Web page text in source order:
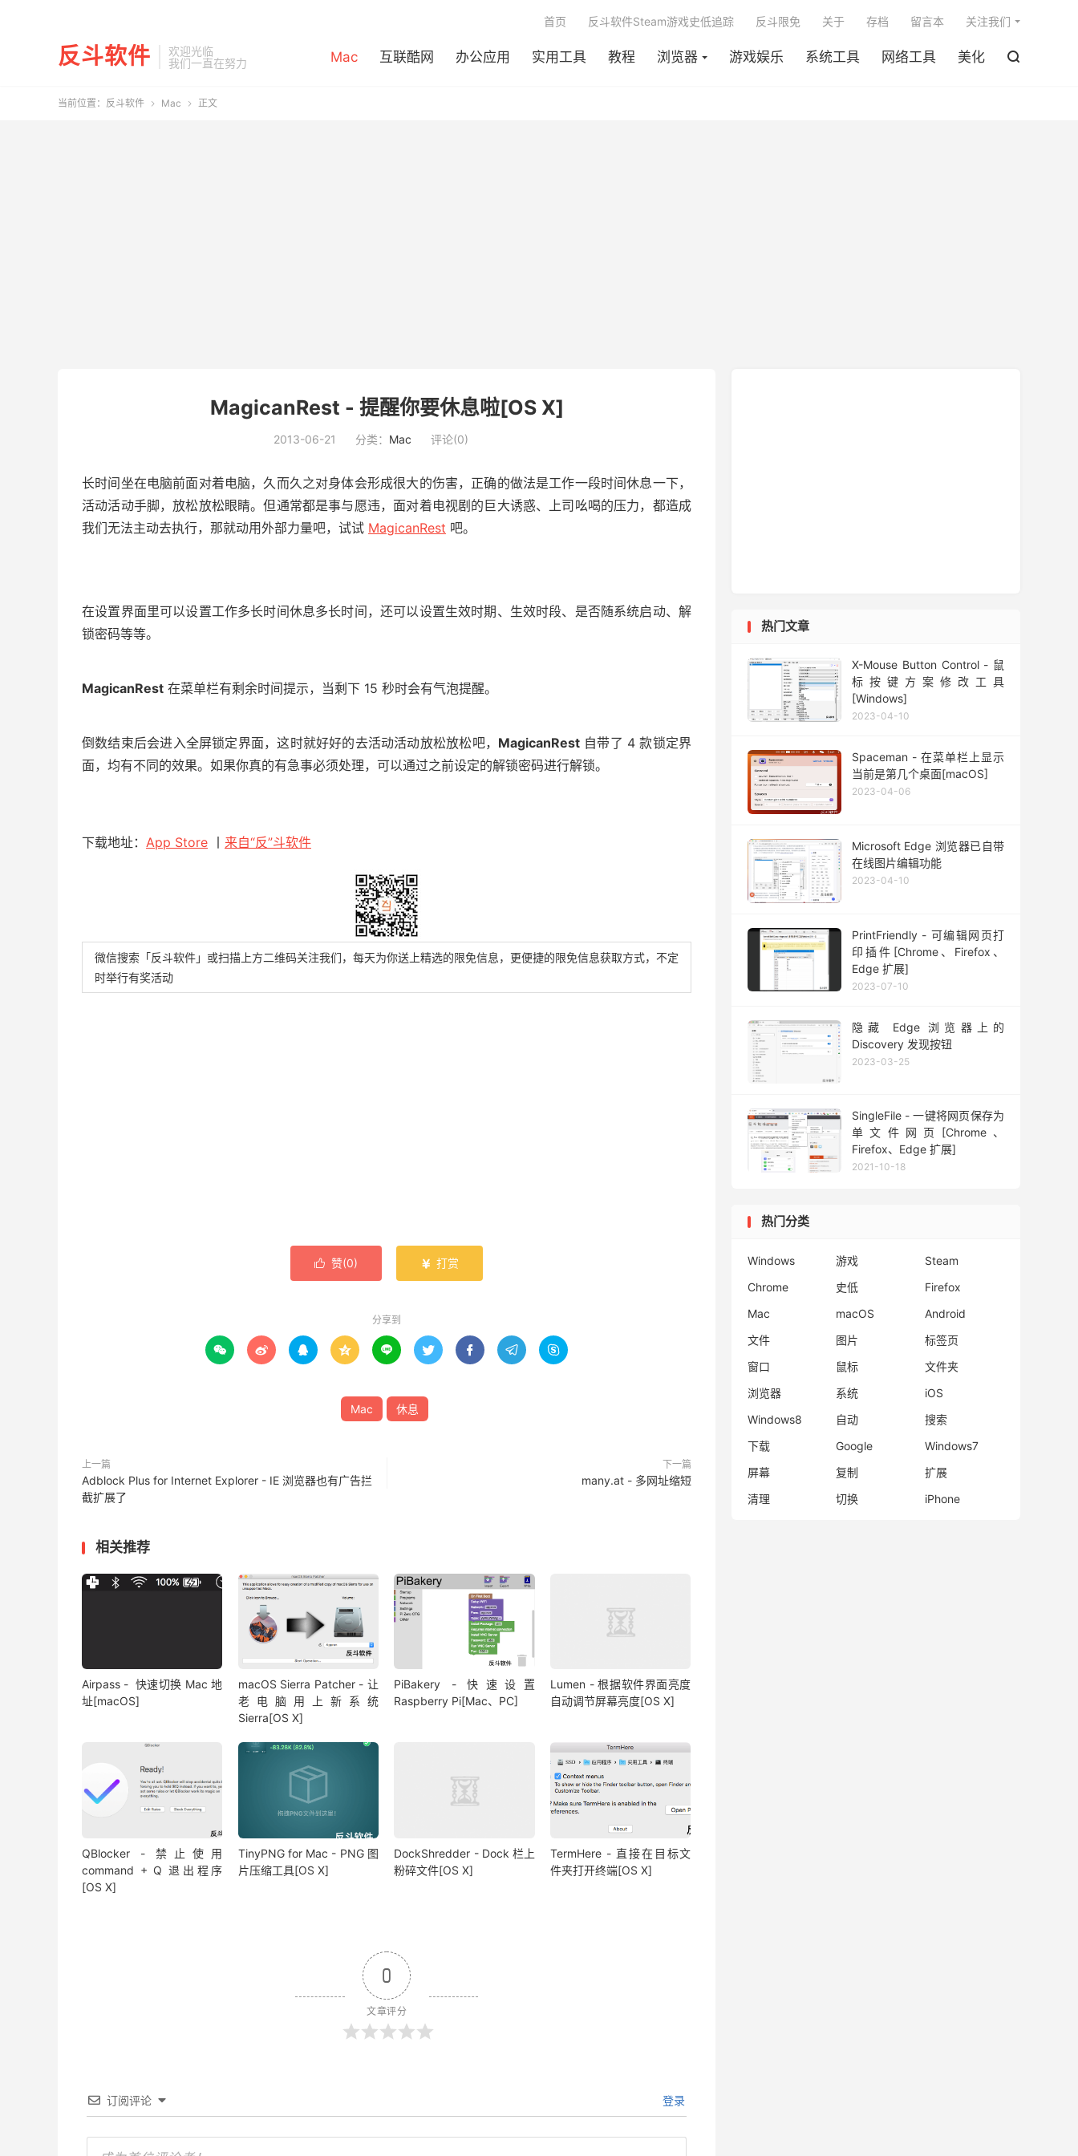
反斗软件
欢迎光临
我们一直在努力
Mac 互联酷网 办公应用 实用工具 教程 浏览器 游戏娱乐 系统工具 网络工具 美化 
首页 反斗软件Steam游戏史低追踪 反斗限免 关于 存档 留言本 关注我们
当前位置： 反斗软件  Mac  正文
MagicanRest - 提醒你要休息啦[OS X]
2013-06-21 分类： Mac 评论(0)
长时间坐在电脑前面对着电脑，久而久之对身体会形成很大的伤害，正确的做法是工作一段时间休息一下，
活动活动手脚，放松放松眼睛。但通常都是事与愿违，面对着电视剧的巨大诱惑、上司吆喝的压力，都造成
我们无法主动去执行，那就动用外部力量吧，试试 MagicanRest 吧。
在设置界面里可以设置工作多长时间休息多长时间，还可以设置生效时期、生效时段、是否随系统启动、解
锁密码等等。
MagicanRest 在菜单栏有剩余时间提示，当剩下 15 秒时会有气泡提醒。
倒数结束后会进入全屏锁定界面，这时就好好的去活动活动放松放松吧， MagicanRest 自带了 4 款锁定界
面，均有不同的效果。如果你真的有急事必须处理，可以通过之前设定的解锁密码进行解锁。
下载地址： App Store 来自“反”斗软件
微信搜索「反斗软件」或扫描上方二维码关注我们，每天为你送上精选的限免信息，更便捷的限免信息获取方式，不定
时举行有奖活动
 赞(0)  打赏
分享到
        
Mac 休息
上一篇
Adblock Plus for Internet Explorer - IE 浏览器也有广告拦
截扩展了
下一篇
many.at - 多网址缩短
相关推荐
Airpass - 快速切换 Mac 地
址[macOS]
macOS Sierra Patcher - 让
老电脑用上新系统
Sierra[OS X]
PiBakery - 快速设置
Raspberry Pi[Mac、PC]
Lumen - 根据软件界面亮度
自动调节屏幕亮度[OS X]
QBlocker - 禁止使用
command + Q 退出程序
[OS X]
TinyPNG for Mac - PNG 图
片压缩工具[OS X]
DockShredder - Dock 栏上
粉碎文件[OS X]
TermHere - 直接在目标文
件夹打开终端[OS X]
0
文章评分
订阅评论 登录
热门文章
X-Mouse Button Control - 鼠
标按键方案修改工具
[Windows]
2023-04-10
Spaceman - 在菜单栏上显示
当前是第几个桌面[macOS]
2023-04-06
Microsoft Edge 浏览器已自带
在线图片编辑功能
2023-04-10
PrintFriendly - 可编辑网页打
印插件[Chrome、Firefox、
Edge 扩展]
2023-07-10
隐藏 Edge 浏览器上的
Discovery 发现按钮
2023-03-25
SingleFile - 一键将网页保存为
单文件网页[Chrome、
Firefox、Edge 扩展]
2021-10-18
热门分类
Windows 游戏
Steam
Chrome
史低
Firefox
Mac
macOS
Android
文件
图片
标签页
窗口
鼠标
文件夹
浏览器
系统
iOS
Windows8
自动
搜索
下载
Google
Windows7
屏幕
复制
扩展
清理
切换 iPhone